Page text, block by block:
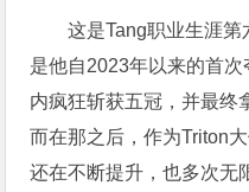
这是Tang职业生涯
是他自2023年以来的首
内疯狂斩获五冠，并最终
而在那之后，作为Triton
还在不断提升，也多次无